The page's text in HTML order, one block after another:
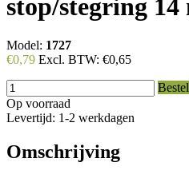
stop/stegring 14
Model: 1727
€0,79 Excl. BTW: €0,65
Op voorraad
Levertijd: 1-2 werkdagen
Omschrijving